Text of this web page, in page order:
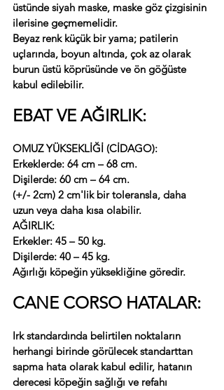
üstünde siyah maske, maske göz çizgisinin
ilerisine geçmemelidir.
Beyaz renk küçük bir yama; patilerin
uçlarında, boyun altında, çok az olarak
burun üstü köprüsünde ve ön göğüste
kabul edilebilir.
EBAT VE AĞIRLIK:
OMUZ YÜKSEKLİĞİ (CİDAGO):
Erkeklerde: 64 cm – 68 cm.
Dişilerde: 60 cm – 64 cm.
(+/- 2cm) 2 cm'lik bir toleransla, daha
uzun veya daha kısa olabilir.
AĞIRLIK:
Erkekler: 45 – 50 kg.
Dişilerde: 40 – 45 kg.
Ağırlığı köpeğin yüksekliğine göredir.
CANE CORSO HATALAR:
Irk standardında belirtilen noktaların
herhangi birinde görülecek standarttan
sapma hata olarak kabul edilir, hatanın
derecesi köpeğin sağlığı ve refahı